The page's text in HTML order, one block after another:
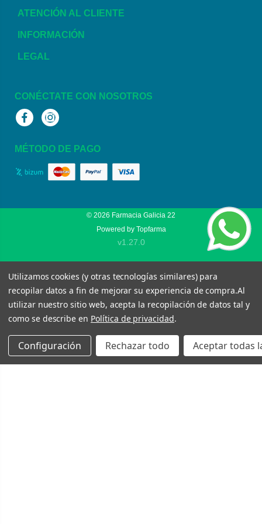
ATENCIÓN AL CLIENTE
INFORMACIÓN
LEGAL
CONÉCTATE CON NOSOTROS
FacebookInstagram
MÉTODO DE PAGO
© 2026 Farmacia Galicia 22
Powered by Topfarma
v1.27.0
Utilizamos cookies (y otras tecnologías similares) para
recopilar datos a fin de mejorar su experiencia de compra.Al
utilizar nuestro sitio web, acepta la recopilación de datos tal y
como se describe en Política de privacidad.
Configuración Rechazar todo Aceptar todas